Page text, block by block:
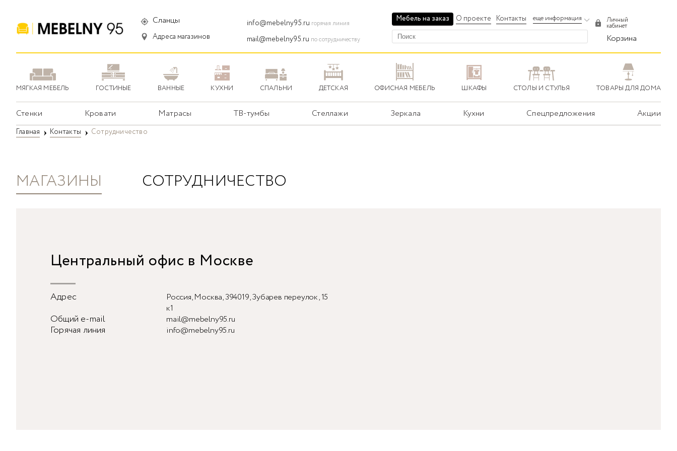
Сланцы
Адреса магазинов
info@mebelny95.ru горячая линия
mail@mebelny95.ru по сотрудничеству
Мебель на заказ О проекте Контакты еще информация Личный
кабинет
Корзина
МЯГКАЯ МЕБЕЛЬ ГОСТИНЫЕ ВАННЫЕ КУХНИ СПАЛЬНИ ДЕТСКАЯ ОФИСНАЯ МЕБЕЛЬ ШКАФЫ СТОЛЫ И СТУЛЬЯ ТОВАРЫ ДЛЯ ДОМА
Стенки Кровати Матрасы ТВ-тумбы Стеллажи Зеркала Кухни Спецпредложения Акции
Главная Контакты Сотрудничество
МАГАЗИНЫ СОТРУДНИЧЕСТВО
Центральный офис в Москве
Адрес
Россия, Москва, 394019, Зубарев переулок, 15
к1
Общий e-mail mail@mebelny95.ru
Горячая линия info@mebelny95.ru